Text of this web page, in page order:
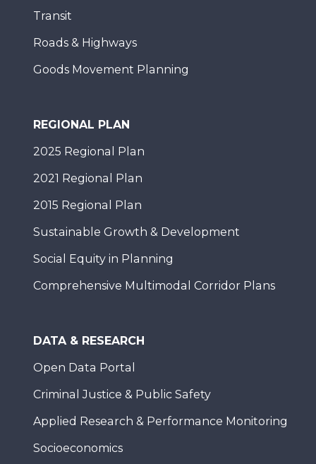
Transit
Roads & Highways
Goods Movement Planning
REGIONAL PLAN
2025 Regional Plan
2021 Regional Plan
2015 Regional Plan
Sustainable Growth & Development
Social Equity in Planning
Comprehensive Multimodal Corridor Plans
DATA & RESEARCH
Open Data Portal
Criminal Justice & Public Safety
Applied Research & Performance Monitoring
Socioeconomics